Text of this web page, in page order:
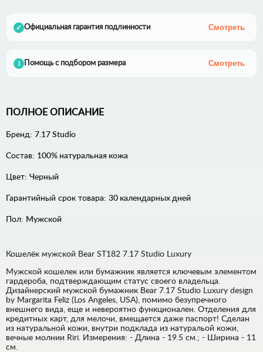
✓ Официальная гарантия подлинности Смотреть
i Помощь с подбором размера Смотреть
ПОЛНОЕ ОПИСАНИЕ
Бренд: 7.17 Studio
Состав: 100% натуральная кожа
Цвет: Черный
Гарантийный срок товара: 30 календарных дней
Пол: Мужской
Кошелёк мужской Bear ST182 7.17 Studio Luxury
Мужской кошелек или бумажник является ключевым элементом
гардероба, подтверждающим статус своего владельца.
Дизайнерский мужской бумажник Bear 7.17 Studio Luxury design
by Margarita Feliz (Los Angeles, USA), помимо безупречного
внешнего вида, еще и невероятно функционален. Отделения для
кредитных карт, для мелочи, вмещается даже паспорт! Сделан
из натуральной кожи, внутри подклада из натуральой кожи,
вечные молнии Riri. Измерения: - Длина - 19.5 см.; - Ширина - 11
см.